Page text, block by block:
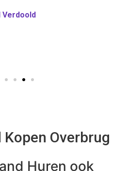
Verdoold
Overbrug
Huren ook